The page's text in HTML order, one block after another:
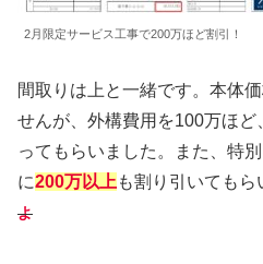
2月限定サービス工事で200万ほど割引！
間取りは上と一緒です。本体
せんが、外構費用を100万ほ
ってもらいました。また、特
に200万以上も割り引いてもら
よ